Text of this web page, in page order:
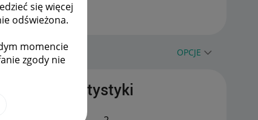
się więcej
odświeżona.
momencie
zgody nie
OPCJE
Publiczne statystyki